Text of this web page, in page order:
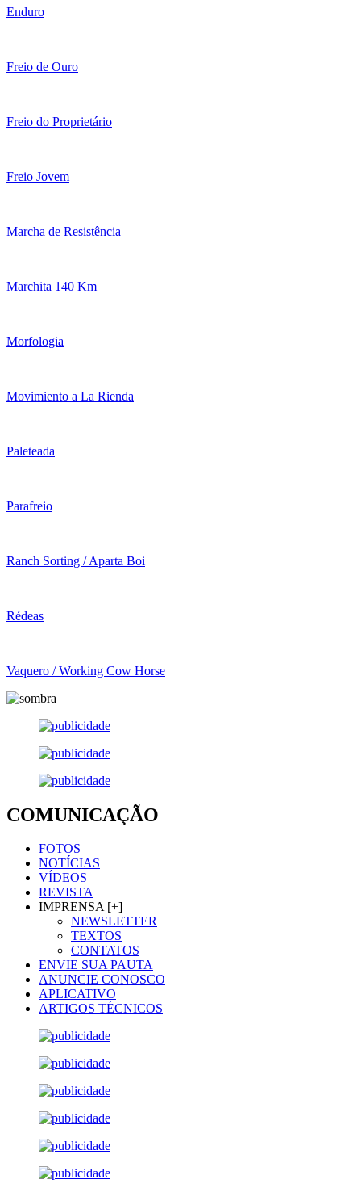
Enduro
Freio de Ouro
Freio do Proprietário
Freio Jovem
Marcha de Resistência
Marchita 140 Km
Morfologia
Movimiento a La Rienda
Paleteada
Parafreio
Ranch Sorting / Aparta Boi
Rédeas
Vaquero / Working Cow Horse
COMUNICAÇÃO
FOTOS
NOTÍCIAS
VÍDEOS
REVISTA
IMPRENSA [+]
NEWSLETTER
TEXTOS
CONTATOS
ENVIE SUA PAUTA
ANUNCIE CONOSCO
APLICATIVO
ARTIGOS TÉCNICOS